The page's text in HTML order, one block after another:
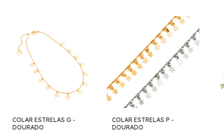
COLAR ESTRELAS G -
DOURADO
COLAR ESTRELAS P -
DOURADO